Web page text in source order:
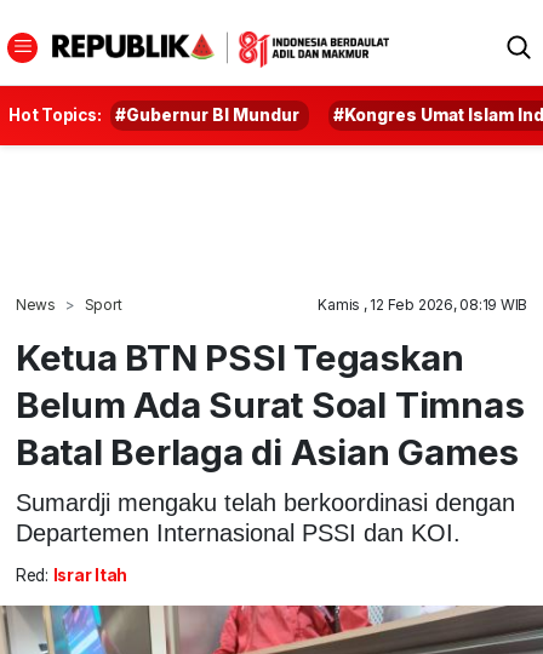
Hot Topics: #Gubernur BI Mundur #Kongres Umat Islam
News Sport Kamis , 12 Feb 2026, 08:19 WIB
Ketua BTN PSSI Tegaskan
Belum Ada Surat Soal Timnas
Batal Berlaga di Asian Games
Sumardji mengaku telah berkoordinasi dengan
Departemen Internasional PSSI dan KOI.
Red: Israr Itah